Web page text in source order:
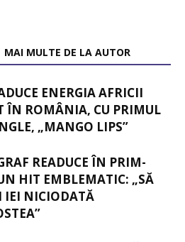
MAI MULTE DE LA AUTOR
ENERGIA AFRICII
ÎN ROMÂNIA, CU PRIMUL
„MANGO LIPS”
READUCE ÎN PRIM-
HIT EMBLEMATIC: „SĂ
IEI NICIODATĂ